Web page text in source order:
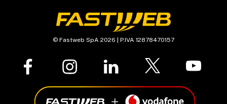
© Fastweb SpA 2026 | P.IVA 12878470157